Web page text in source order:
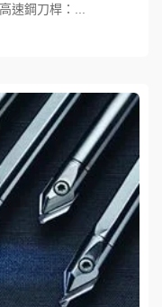
速鋼刀桿：...